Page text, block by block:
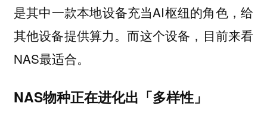
是其中一款本地设备充当AI枢纽的角色，给
其他设备提供算力。而这个设备，目前来看
NAS最适合。
NAS物种正在进化出「多样性」